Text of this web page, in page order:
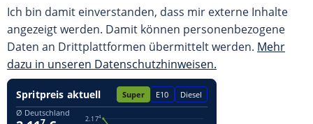
Ich bin damit einverstanden, dass mir externe Inhalte
angezeigt werden. Damit können personenbezogene
Daten an Drittplattformen übermittelt werden. Mehr
dazu in unseren Datenschutzhinweisen.